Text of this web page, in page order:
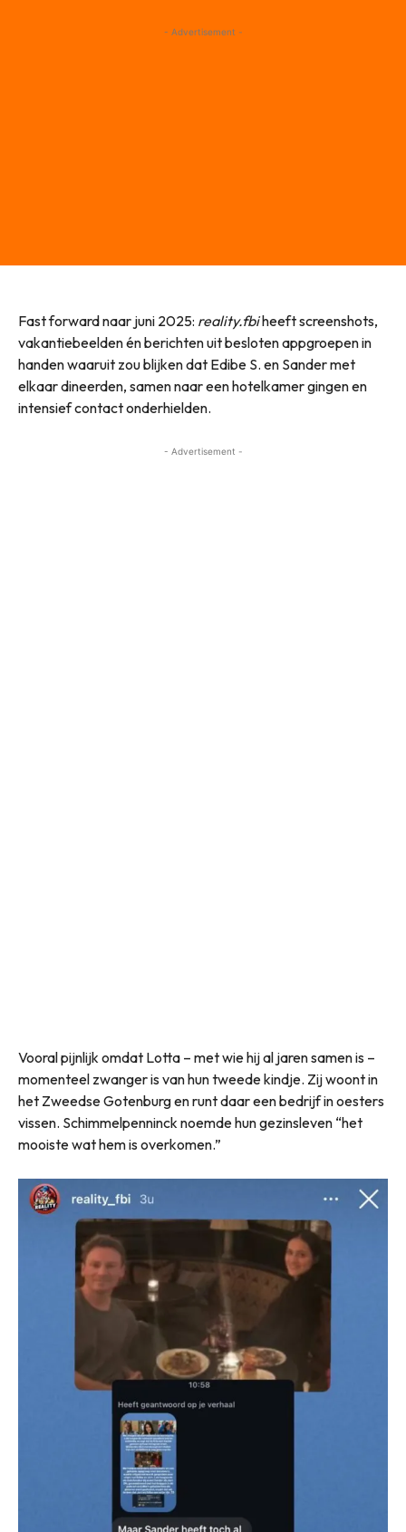
- Advertisement -
Fast forward naar juni 2025: reality.fbiheeft screenshots,
vakantiebeelden én berichten uit besloten appgroepen in
handen waaruit zou blijken dat Edibe S. en Sander met
elkaar dineerden, samen naar een hotelkamer gingen en
intensief contact onderhielden.
- Advertisement -
Vooral pijnlijk omdat Lotta – met wie hij al jaren samen is –
momenteel zwanger is van hun tweede kindje. Zij woont in
het Zweedse Gotenburg en runt daar een bedrijf in oesters
vissen. Schimmelpenninck noemde hun gezinsleven “het
mooiste wat hem is overkomen.”